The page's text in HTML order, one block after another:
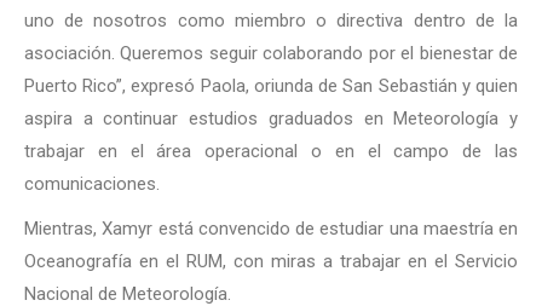
uno de nosotros como miembro o directiva dentro de la
asociación. Queremos seguir colaborando por el bienestar de
Puerto Rico”, expresó Paola, oriunda de San Sebastián y quien
aspira a continuar estudios graduados en Meteorología y
trabajar en el área operacional o en el campo de las
comunicaciones.
Mientras, Xamyr está convencido de estudiar una maestría en
Oceanografía en el RUM, con miras a trabajar en el Servicio
Nacional de Meteorología.